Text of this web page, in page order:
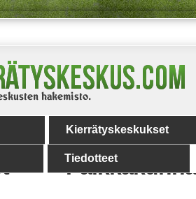
Kierrätyskeskukset
Tiedotteet